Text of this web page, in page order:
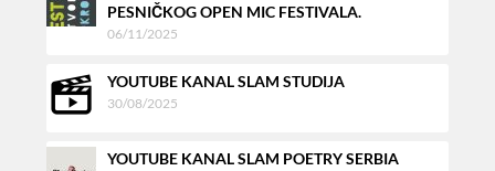
PESNIČKOG OPEN MIC FESTIVALA.
06/11/2025
YOUTUBE KANAL SLAM STUDIJA
30/08/2025
YOUTUBE KANAL SLAM POETRY SERBIA